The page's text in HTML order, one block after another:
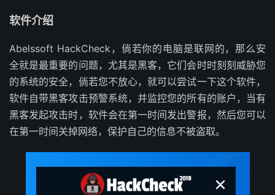
软件介绍
Abelssoft HackCheck，倘若你的电脑是联网的，那么安
全就是最重要的问题，尤其是黑客，它们会时时刻刻威胁您
的系统的安全，倘若您不放心，就可以尝试一下这个软件，
软件自带黑客攻击预警系统，并监控您的所有的账户，当有
黑客发起攻击时，软件会在第一时间发出警报，然后您可以
在第一时间关掉网络，保护自己的信息不被盗取。